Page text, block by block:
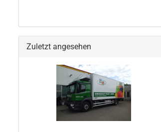
Zuletzt angesehen